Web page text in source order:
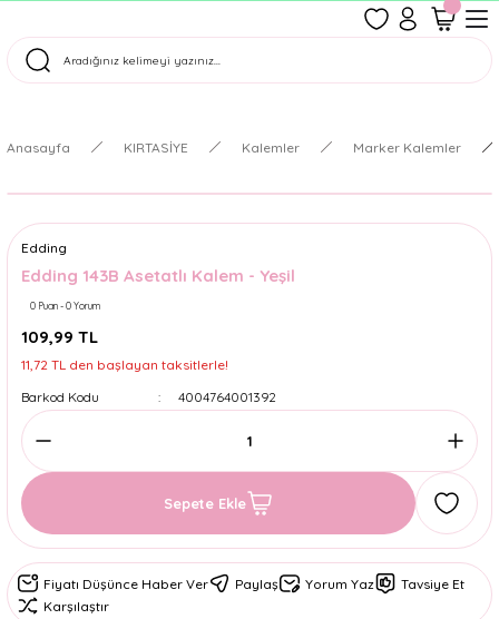
Tüm Siparişler Aynı Gün Kargoda!
Anasayfa KIRTASİYE Kalemler Marker Kalemler
Edding
Edding 143B Asetatlı Kalem - Yeşil
0 Puan - 0 Yorum
109,99 TL
11,72 TL den başlayan taksitlerle!
Barkod Kodu
4004764001392
Sepete Ekle
Fiyatı Düşünce Haber Ver Paylaş Yorum Yaz
Tavsiye Et
Karşılaştır